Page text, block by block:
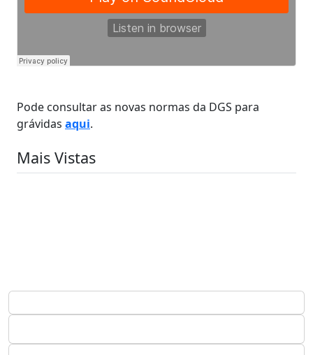
Pode consultar as novas normas da DGS para
grávidas aqui.
Mais Vistas